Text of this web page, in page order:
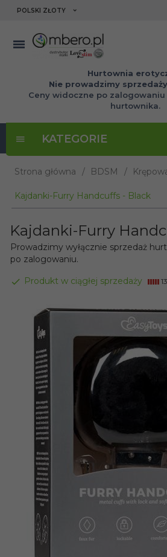
currency_h
POLSKI ZŁOTY
Hurtownia
Nie prowadzimy
Ceny widoczne po
hurtownika.
KATEGORIE
Strona główna BDSM
Kajdanki-Furry Handcuffs - Black
Kajdanki-Furry
Prowadzimy wyłącznie sprzedaż
po zalogowaniu.
Produkt w ciągłej sprzedaży